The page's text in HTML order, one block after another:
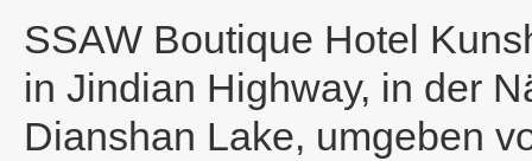
SSAW Boutique Hotel
in Jindian Highway, in der
Dianshan Lake, umgeben